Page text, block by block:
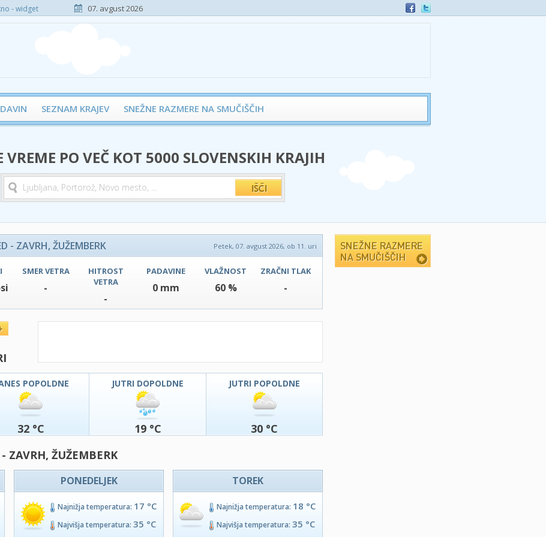
- widget 07. avgust 2026
SEZNAM KRAJEV SNEŽNE RAZMERE NA SMUČIŠČIH
VREME PO VEČ KOT 5000 SLOVENSKIH KRAJIH
- ZAVRH, ŽUŽEMBERK Petek, 07. avgust 2026, ob 11. uri
SMER VETRA
-
HITROST
VETRA
-
PADAVINE
0 mm
VLAŽNOST
60 %
ZRAČNI TLAK
-
POPOLDNE
32 °C
JUTRI DOPOLDNE
19 °C
JUTRI POPOLDNE
30 °C
ZAVRH, ŽUŽEMBERK
PONEDELJEK
Najnižja temperatura: 17 °C
Najvišja temperatura: 35 °C
TOREK
Najnižja temperatura: 18 °C
Najvišja temperatura: 35 °C